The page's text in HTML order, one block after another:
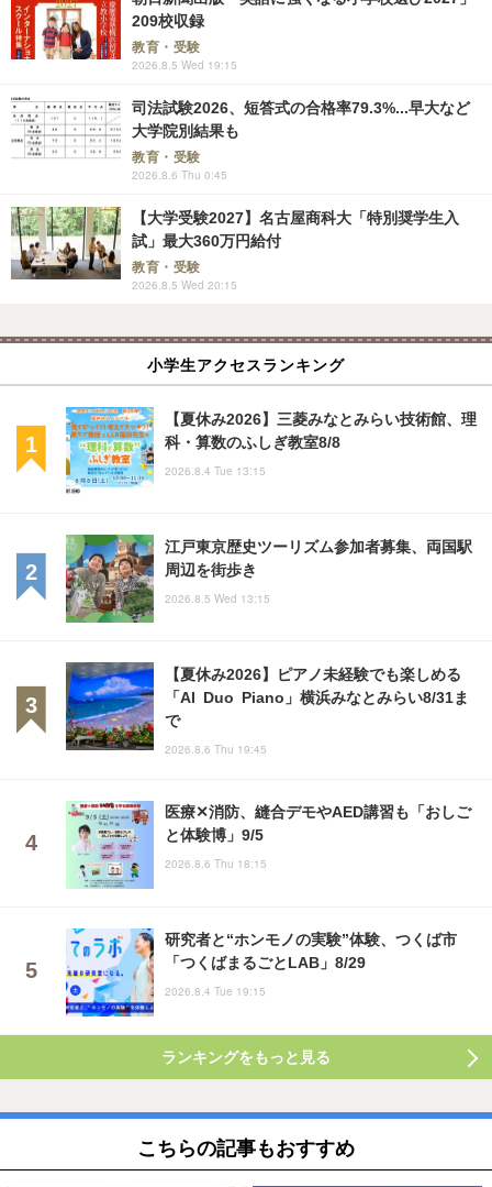
209校収録
教育・受験
2026.8.5 Wed 19:15
司法試験2026、短答式の合格率79.3%...早大など
大学院別結果も
教育・受験
2026.8.6 Thu 0:45
【大学受験2027】名古屋商科大「特別奨学生入
試」最大360万円給付
教育・受験
2026.8.5 Wed 20:15
小学生アクセスランキング
【夏休み2026】三菱みなとみらい技術館、理
科・算数のふしぎ教室8/8
2026.8.4 Tue 13:15
江戸東京歴史ツーリズム参加者募集、両国駅
周辺を街歩き
2026.8.5 Wed 13:15
【夏休み2026】ピアノ未経験でも楽しめる
「AI Duo Piano」横浜みなとみらい8/31ま
で
2026.8.6 Thu 19:45
医療✕消防、縫合デモやAED講習も「おしご
と体験博」9/5
2026.8.6 Thu 18:15
研究者と“ホンモノの実験”体験、つくば市
「つくばまるごとLAB」8/29
2026.8.4 Tue 19:15
ランキングをもっと見る
こちらの記事もおすすめ